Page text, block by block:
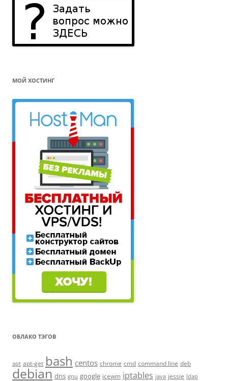
МОЙ ХОСТИНГ
ОБЛАКО ТЭГОВ
apt apt-get bash centos chrome cmd command line deb
debian dns gnu google icewm iptables java jessie ldap